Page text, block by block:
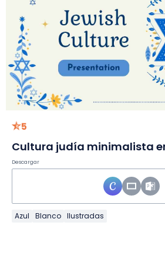
5
Cultura judía minimalista
Descargar
Azul Blanco Ilustradas